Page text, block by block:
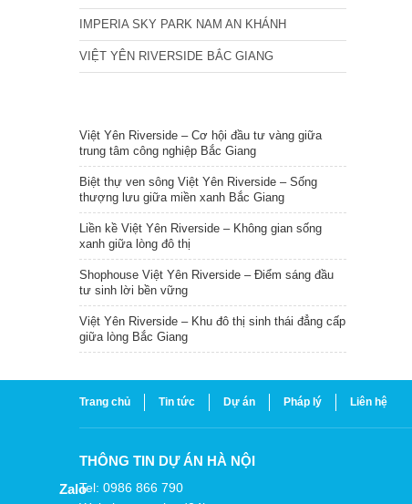
IMPERIA SKY PARK NAM AN KHÁNH
VIỆT YÊN RIVERSIDE BẮC GIANG
Việt Yên Riverside – Cơ hội đầu tư vàng giữa
trung tâm công nghiệp Bắc Giang
Biệt thự ven sông Việt Yên Riverside – Sống
thượng lưu giữa miền xanh Bắc Giang
Liền kề Việt Yên Riverside – Không gian sống
xanh giữa lòng đô thị
Shophouse Việt Yên Riverside – Điểm sáng đầu
tư sinh lời bền vững
Việt Yên Riverside – Khu đô thị sinh thái đẳng cấp
giữa lòng Bắc Giang
Trang chủ Tin tức Dự án Pháp lý Liên hệ
THÔNG TIN DỰ ÁN HÀ NỘI
Tel: 0986 866 790
Zalo